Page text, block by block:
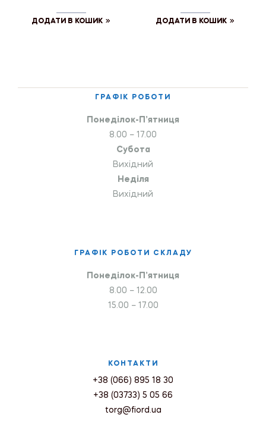
ДОДАТИ В КОШИК ДОДАТИ В КОШИК
ГРАФІК РОБОТИ
Понеділок-П’ятниця
8.00 – 17.00
Субота
Вихідний
Неділя
Вихідний
ГРАФІК РОБОТИ СКЛАДУ
Понеділок-П’ятниця
8.00 – 12.00
15.00 – 17.00
КОНТАКТИ
+38 (066) 895 18 30
+38 (03733) 5 05 66
torg@fiord.ua